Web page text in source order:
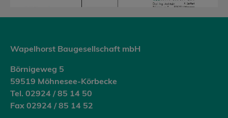
Wapelhorst Baugesellschaft mbH
Börnigeweg 5
59519 Möhnesee-Körbecke
Tel. 02924 / 85 14 50
Fax 02924 / 85 14 52